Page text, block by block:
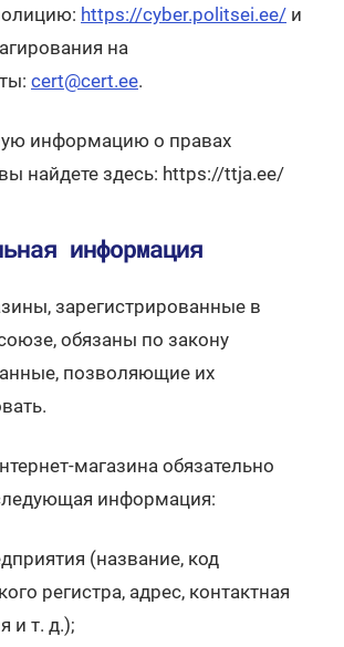
https://cyber.politsei.ee/ и
на
cert@cert.eeОткроется в новом
.
информацию о правах
найдете здесь: https://ttja.ee/
информация
зарегистрированные в
обязаны по закону
позволяющие их
магазина обязательно
информация:
(название, код
регистра, адрес, контактная
и т. д.);